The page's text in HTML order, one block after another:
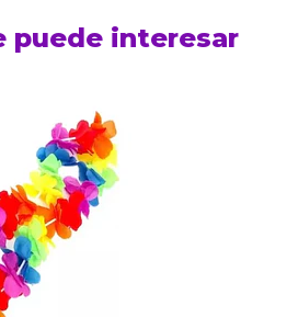
puede interesar